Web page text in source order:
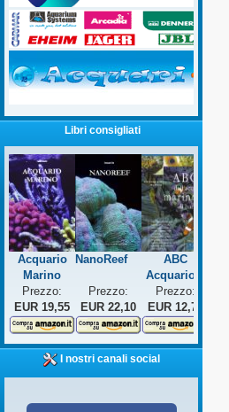
Libri consigliati
Acquario
Marino
NanoReef
ABC
Acquario...
Prezzo:
EUR 19,55
Prezzo:
EUR 22,10
Prezzo:
EUR 12,75
I nostri canali social